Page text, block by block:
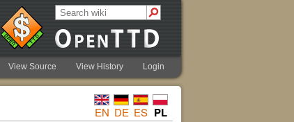
View Source View History Login
EN DE ES PL